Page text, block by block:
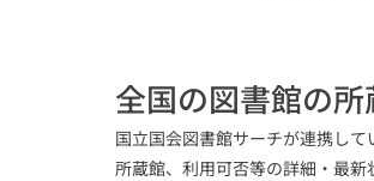
全国の図書館の所
国立国会図書館サーチが連携して
所蔵館、利用可否等の詳細・最